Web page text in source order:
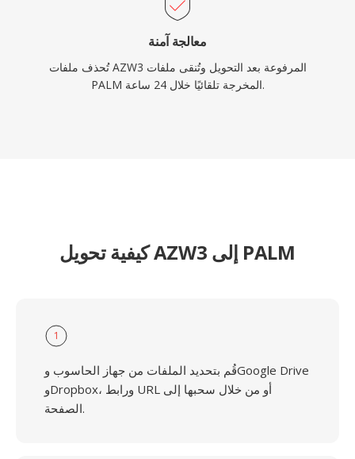
معالجة آمنة
تُحذف ملفات AZW3 المرفوعة بعد التحويل وتُنقى ملفات
PALM المخرجة تلقائيًا خلال 24 ساعة.
كيفية تحويل AZW3 إلى PALM
1
قُم بتحديد الملفات من جهاز الحاسوب وGoogle Drive
وDropbox، ورابط URL أو من خلال سحبها إلى
الصفحة.